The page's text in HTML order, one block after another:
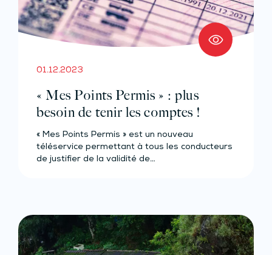
01.12.2023
« Mes Points Permis » : plus
besoin de tenir les comptes !
« Mes Points Permis » est un nouveau
téléservice permettant à tous les conducteurs
de justifier de la validité de…